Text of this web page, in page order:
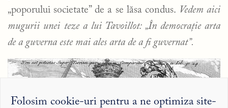
Folosim cookie-uri pentru a ne optimiza site-
„poporului societate” de a se lăsa condus. Vedem aici
mugurii unei teze a lui Tavoillot: „În democrație arta
de a guverna este mai ales arta de a fi guvernat”.